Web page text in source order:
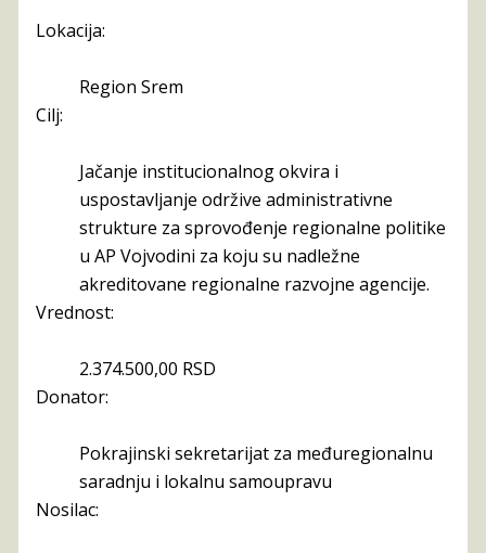
Lokacija:
Region Srem
Cilj:
Jačanje institucionalnog okvira i
uspostavljanje održive administrativne
strukture za sprovođenje regionalne politike
u AP Vojvodini za koju su nadležne
akreditovane regionalne razvojne agencije.
Vrednost:
2.374.500,00 RSD
Donator:
Pokrajinski sekretarijat za međuregionalnu
saradnju i lokalnu samoupravu
Nosilac: